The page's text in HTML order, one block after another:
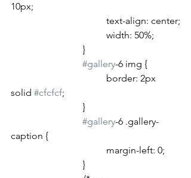
10px;
				text-align: center;
				width: 50%;
			}
#gallery-6 img {
solid #cfcfcf;
			}
#gallery-6 .gallery-
caption {
				margin-left: 0;
			}